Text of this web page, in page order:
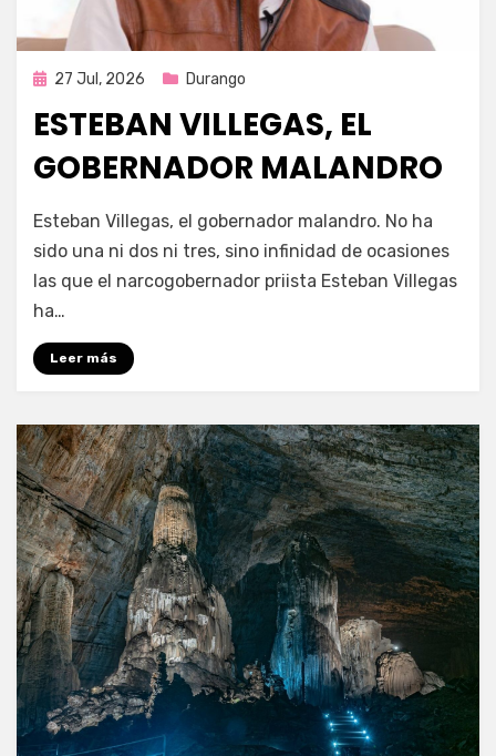
Publicada
27 Jul, 2026 Durango
ESTEBAN VILLEGAS, EL
GOBERNADOR MALANDRO
por Fernando Miranda Servín
Esteban Villegas, el gobernador malandro. No ha
sido una ni dos ni tres, sino infinidad de ocasiones
las que el narcogobernador priista Esteban Villegas
ha…
Leer más